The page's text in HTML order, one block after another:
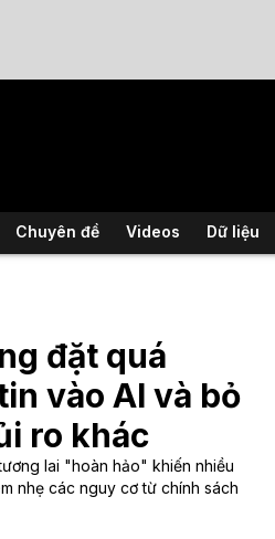
Chuyên đề Videos Dữ liệu
đặt quá
vào AI và bỏ
ro khác
lai "hoàn hảo" khiến nhiều
nhẹ các nguy cơ từ chính sách